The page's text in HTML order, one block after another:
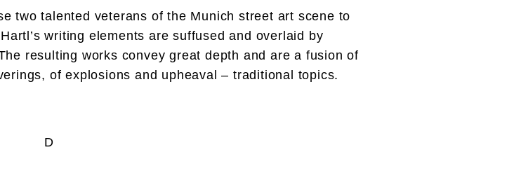
two talented veterans of the Munich street art scene to
writing elements are suffused and overlaid by
resulting works convey great depth and are a fusion of
of explosions and upheaval – traditional topics.
D